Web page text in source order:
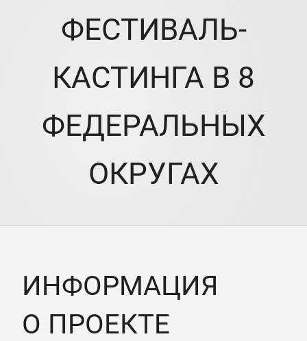
ФЕСТИВАЛЬ-
КАСТИНГА В 8
ФЕДЕРАЛЬНЫХ
ОКРУГАХ
ИНФОРМАЦИЯ
О ПРОЕКТЕ